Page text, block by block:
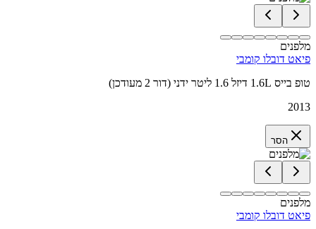
מלפנים
פיאט דובלו קומבי
טופ בייס 1.6L דיזל 1.6 ליטר ידני (דור 2 מעודכן)
2013
הסר
מלפנים
פיאט דובלו קומבי